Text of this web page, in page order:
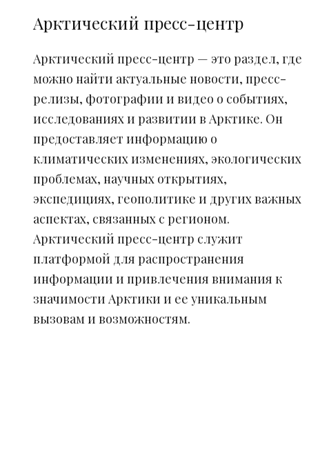
Арктический пресс-центр
Арктический пресс-центр — это раздел, где
можно найти актуальные новости, пресс-
релизы, фотографии и видео о событиях,
исследованиях и развитии в Арктике. Он
предоставляет информацию о
климатических изменениях, экологических
проблемах, научных открытиях,
экспедициях, геополитике и других важных
аспектах, связанных с регионом.
Арктический пресс-центр служит
платформой для распространения
информации и привлечения внимания к
значимости Арктики и ее уникальным
вызовам и возможностям.